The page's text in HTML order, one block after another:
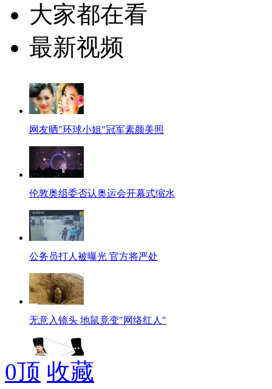
大家都在看
最新视频
网友晒"环球小姐"冠军素颜美照
伦敦奥组委否认奥运会开幕式缩水
公务员打人被曝光 官方将严处
无意入镜头 地鼠竟变"网络红人"
三国英豪频被恶搞 诸葛亮变诸葛暗
0顶 收藏